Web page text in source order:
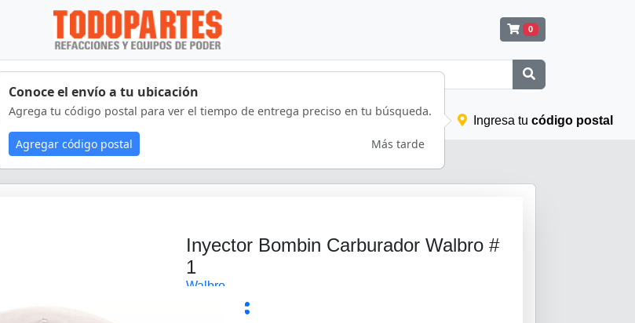
0
Implementos Refacciones Seguridad Registrarse Ingresa tucódigo postal
Inyector Bombin Carburador Walbro #
1
Walbro
Conoce el envío a tu ubicación
Agrega tu código postal para ver el tiempo de entrega preciso en tu búsqueda.
Agregar código postal Más tarde